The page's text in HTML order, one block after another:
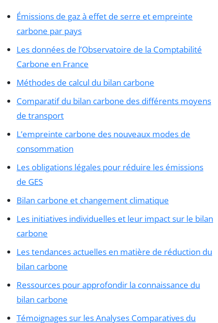
Émissions de gaz à effet de serre et empreinte
carbone par pays
Les données de l’Observatoire de la Comptabilité
Carbone en France
Méthodes de calcul du bilan carbone
Comparatif du bilan carbone des différents moyens
de transport
L’empreinte carbone des nouveaux modes de
consommation
Les obligations légales pour réduire les émissions
de GES
Bilan carbone et changement climatique
Les initiatives individuelles et leur impact sur le bilan
carbone
Les tendances actuelles en matière de réduction du
bilan carbone
Ressources pour approfondir la connaissance du
bilan carbone
Témoignages sur les Analyses Comparatives du